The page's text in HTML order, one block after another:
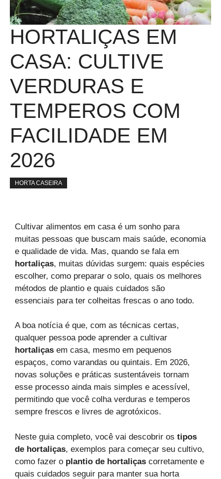
HORTALIÇAS EM
CASA: CULTIVE
VERDURAS E
TEMPEROS COM
FACILIDADE EM
2026
HORTA CASEIRA
Cultivar alimentos em casa é um sonho para
muitas pessoas que buscam mais saúde, economia
e qualidade de vida. Mas, quando se fala em
hortaliças, muitas dúvidas surgem: quais espécies
escolher, como preparar o solo, quais os melhores
métodos de plantio e quais cuidados são
essenciais para ter colheitas frescas o ano todo.
A boa notícia é que, com as técnicas certas,
qualquer pessoa pode aprender a cultivar
hortaliças em casa, mesmo em pequenos
espaços, como varandas ou quintais. Em 2026,
novas soluções e práticas sustentáveis tornam
esse processo ainda mais simples e acessível,
permitindo que você colha verduras e temperos
sempre frescos e livres de agrotóxicos.
Neste guia completo, você vai descobrir os tipos
de hortaliças, exemplos para começar seu cultivo,
como fazer o plantio de hortaliças corretamente e
quais cuidados seguir para manter sua horta